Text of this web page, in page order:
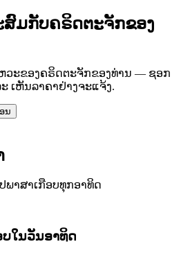
ມກັບຄຣິດຕະຈັກຂອງ
ວະຂອງຄຣິດຕະຈັກຂອງທ່ານ — ຊອກ
ເຫັນລາຄາຢ່າງຈະແຈ້ງ.
ນ
າສາເກືອບທຸກອາທິດ
ໃນວັນອາທິດ